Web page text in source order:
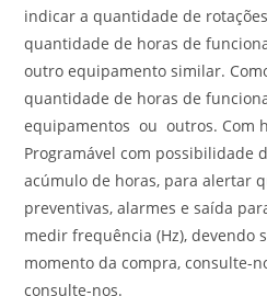
indicar a quantidade de
quantidade de horas de
outro equipamento similar.
quantidade de horas de
equipamentos ou outros. Com
Programável com possibilidade
acúmulo de horas, para alertar
preventivas, alarmes e saída
medir frequência (Hz), devendo
momento da compra, consulte-
consulte-nos.